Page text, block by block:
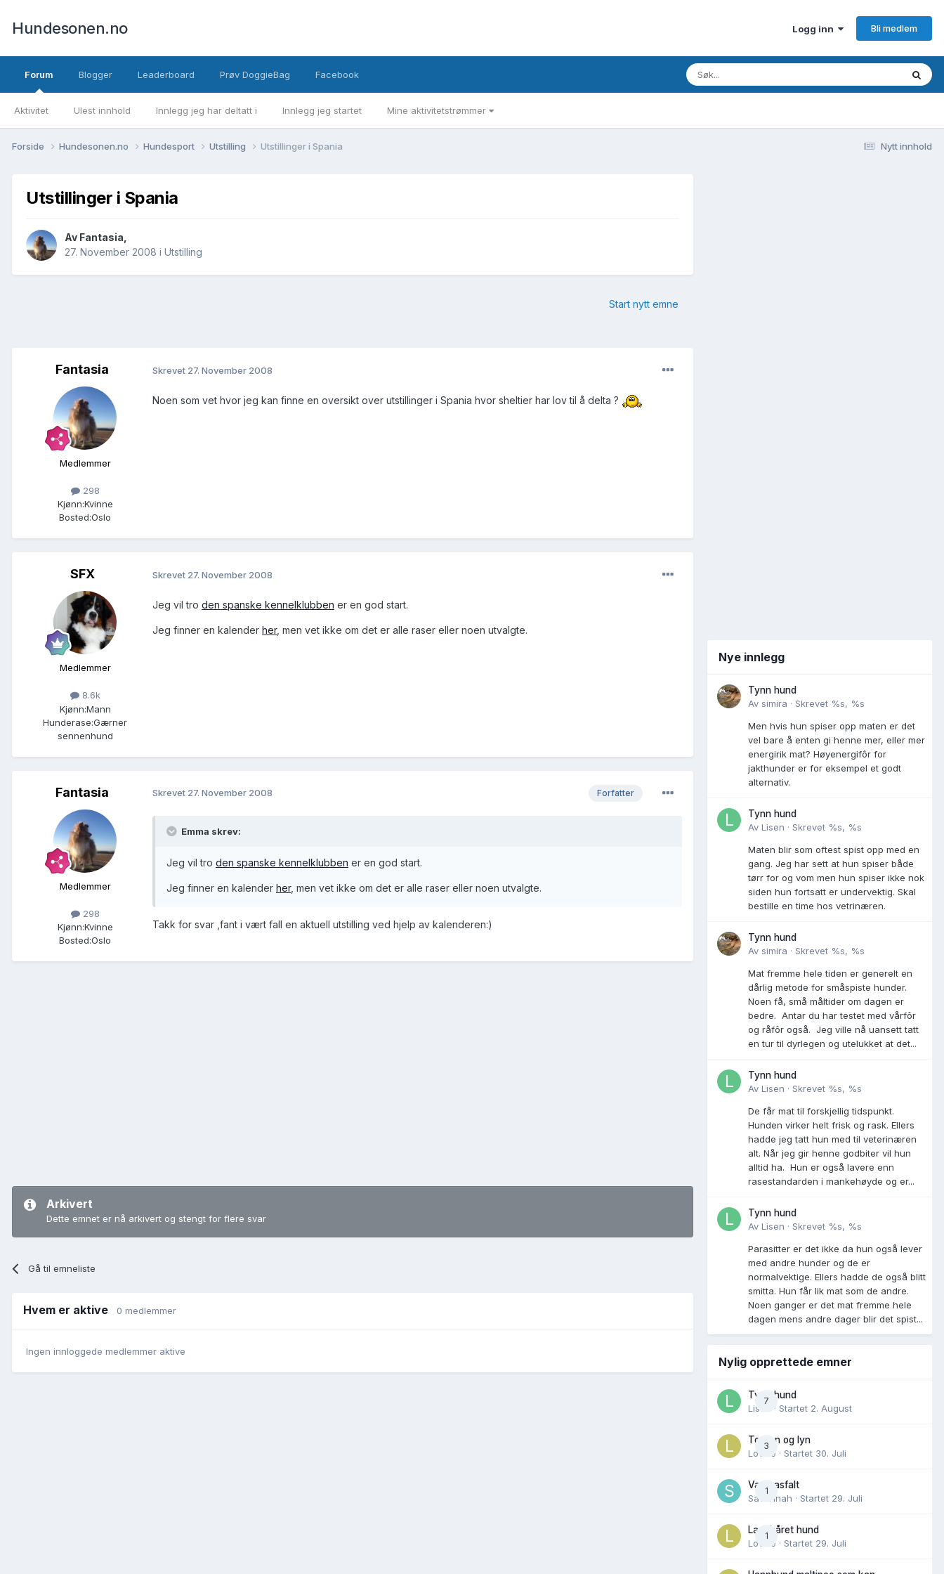
Hundesonen.no Logg inn Bli medlem
Forum
Aktivitet Ulest innhold Innlegg jeg har deltatt i Innlegg jeg startet Mine aktivitetstrømmer
Blogger Leaderboard Prøv DoggieBag Facebook
Nytt innhold
Forside Hundesonen.no Hundesport Utstilling Utstillinger i Spania
Utstillinger i Spania
Av Fantasia
27. November 2008 i Utstilling
Start nytt emne
Fantasia
Medlemmer
298
Kjønn:Kvinne
Bosted:Oslo
Skrevet 27. November 2008
Noen som vet hvor jeg kan finne en oversikt over utstillinger i Spania hvor sheltier har lov til å delta ?
SFX
Medlemmer
8.6k
Kjønn:Mann
Hunderase:Gærner
sennenhund
Skrevet 27. November 2008
Jeg vil tro den spanske kennelklubben er en god start.
Jeg finner en kalender her, men vet ikke om det er alle raser eller noen utvalgte.
Fantasia
Medlemmer
298
Kjønn:Kvinne
Bosted:Oslo
Forfatter
Skrevet 27. November 2008
Emma skrev:
Jeg vil tro den spanske kennelklubben er en god start.
Jeg finner en kalender her, men vet ikke om det er alle raser eller noen utvalgte.
Takk for svar ,fant i vært fall en aktuell utstilling ved hjelp av kalenderen:)
Arkivert
Dette emnet er nå arkivert og stengt for flere svar
Gå til emneliste
Hvem er aktive 0 medlemmer
Ingen innloggede medlemmer aktive
Nye innlegg
Tynn hund
Av simira · Skrevet %s, %s
Men hvis hun spiser opp maten er det
vel bare å enten gi henne mer, eller mer
energirik mat? Høyenergifôr for
jakthunder er for eksempel et godt
alternativ.
Tynn hund
Av Lisen · Skrevet %s, %s
Maten blir som oftest spist opp med en
gang. Jeg har sett at hun spiser både
tørr for og vom men hun spiser ikke nok
siden hun fortsatt er undervektig. Skal
bestille en time hos vetrinæren.
Tynn hund
Av simira · Skrevet %s, %s
Mat fremme hele tiden er generelt en
dårlig metode for småspiste hunder.
Noen få, små måltider om dagen er
bedre. Antar du har testet med vårfôr
og råfôr også. Jeg ville nå uansett tatt
en tur til dyrlegen og utelukket at det...
Tynn hund
Av Lisen · Skrevet %s, %s
De får mat til forskjellig tidspunkt.
Hunden virker helt frisk og rask. Ellers
hadde jeg tatt hun med til veterinæren
alt. Når jeg gir henne godbiter vil hun
alltid ha. Hun er også lavere enn
rasestandarden i mankehøyde og er...
Tynn hund
Av Lisen · Skrevet %s, %s
Parasitter er det ikke da hun også lever
med andre hunder og de er
normalvektige. Ellers hadde de også blitt
smitta. Hun får lik mat som de andre.
Noen ganger er det mat fremme hele
dagen mens andre dager blir det spist...
Nylig opprettede emner
7
Tynn hund
Lisen
· Startet 2. August
3
Torden og lyn
Lovise · Startet 30. Juli
1
Varm asfalt
Savannah · Startet 29. Juli
1
Langhåret hund
Lovise · Startet 29. Juli